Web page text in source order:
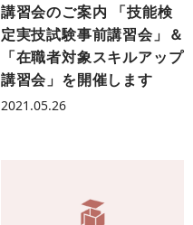
講習会のご案内 「技能検
定実技試験事前講習会」＆
「在職者対象スキルアップ
講習会」を開催します
2021.05.26